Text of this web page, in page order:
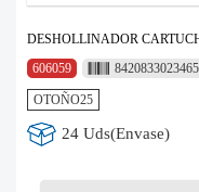
DESHOLLINADOR
606059
8420833023465
OTOÑO25
24 Uds(Envase)